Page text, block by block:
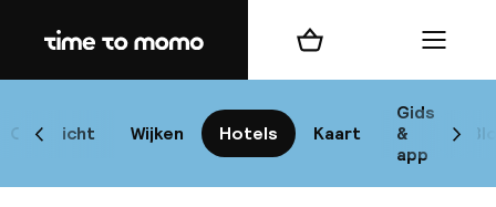
Home
Overzicht Wijken Hotels Kaart
Gids
&
app
Scroll naar links
Winkelmand Menu